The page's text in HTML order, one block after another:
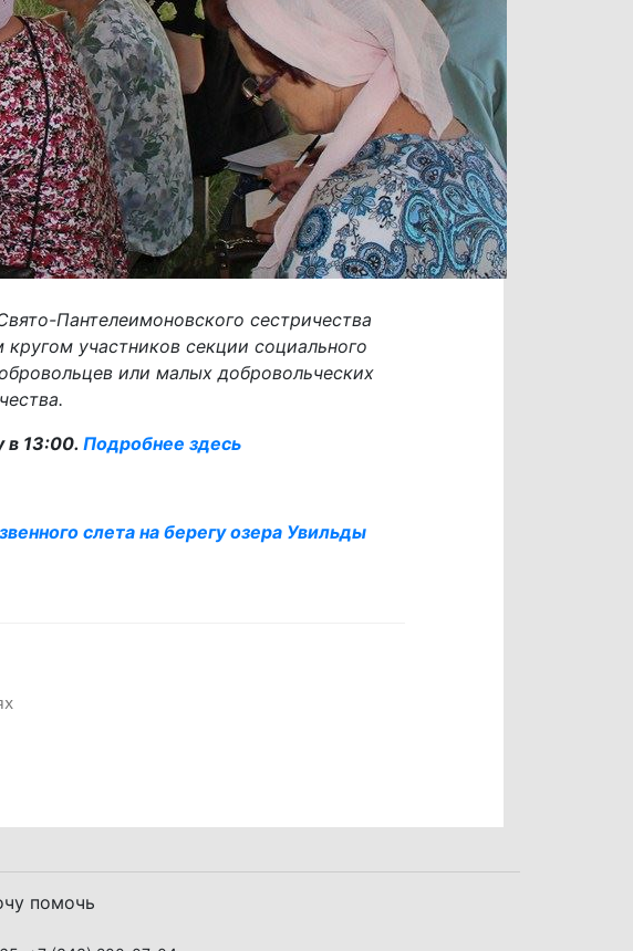
Пантелеимоновского сестричества
участников секции социального
или малых добровольческих
в 13:00. Подробнее здесь
слета на берегу озера Увильды
помочь